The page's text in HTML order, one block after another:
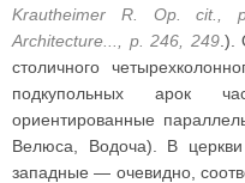
Krautheimer R. Op. cit.,
Architecture..., p. 246, 249.).
столичного
подкупольных арок
ориентированные
Велюса, Водоча). В
западные — очевидно,